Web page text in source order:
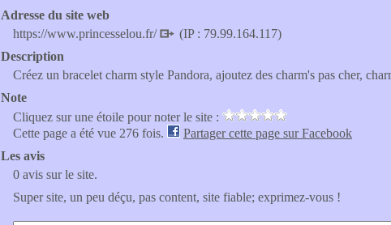
Adresse du site web
https://www.princesselou.fr/
(IP : 79.99.164.117)
Description
Créez un bracelet charm style Pandora, ajoutez des charm's pas cher,
Note
Cliquez sur une étoile pour noter le site :
Cette page a été vue 276 fois.
Partager cette page sur Facebook
Les avis
0 avis sur le site.
Super site, un peu déçu, pas content, site fiable; exprimez-vous !